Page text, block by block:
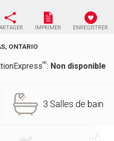
IMPRIMER ENREGISTRER
ONTARIO
MC: Non disponible
3 Salles de bain